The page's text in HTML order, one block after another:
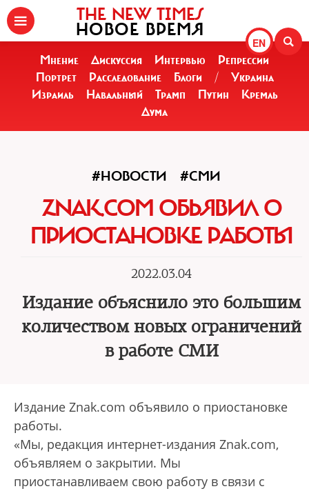
EN
THE NEW TIMES
НОВОЕ ВРЕМЯ
Мнение Дискуссия Интервью
Репрессии
Портрет
Расследование Блоги /
Украина
Израиль
Навальный Трамп Путин
Кремль
Дума
#НОВОСТИ #СМИ
ZNAK.COM ОБЬЯВИЛ О
ПРИОСТАНОВКЕ РАБОТЫ
2022.03.04
Издание объяснило это большим
количеством новых ограничений
в работе СМИ
Издание Znak.com объявило о приостановке
работы.
«Мы, редакция интернет-издания Znak.com,
объявляем о закрытии. Мы
приостанавливаем свою работу в связи с